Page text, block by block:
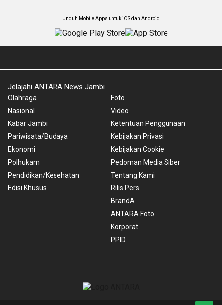
Unduh Mobile Apps untuk iOS dan Android
Jelajahi ANTARA News Jambi
Olahraga
Nasional
Kabar Jambi
Pariwisata/Budaya
Ekonomi
Polhukam
Pendidikan/Kesehatan
Edisi Khusus
Foto
Video
Ketentuan Penggunaan
Kebijakan Privasi
Kebijakan Cookie
Pedoman Media Siber
Tentang Kami
Rilis Pers
BrandA
ANTARA Foto
Korporat
PPID